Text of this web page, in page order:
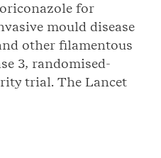
for
mould disease
other filamentous
3, randomised-
trial. The Lancet